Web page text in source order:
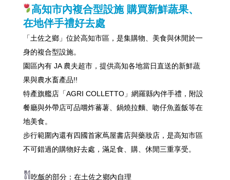
高知市內複合型設施 購買新鮮蔬果、
在地伴手禮好去處
「土佐之鄉」位於高知市區，是集購物、美食與休閒於一
身的複合型設施。
園區內有 JA 農夫超市，提供高知各地當日直送的新鮮蔬
果與農水畜產品!!
特產旗艦店「AGRI COLLETTO」網羅縣內伴手禮，附設
餐廳與外帶店可品嚐炸蕃薯、鍋燒拉麵、吻仔魚蓋飯等在
地美食。
步行範圍內還有四國首家蔦屋書店與藥妝店，是高知市區
不可錯過的購物好去處，滿足食、購、休閒三重享受。
吃飯的部分：在土佐之鄉內自理